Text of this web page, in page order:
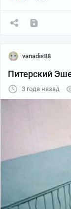
отсылкой к
3. "Чужой 3"
черепом" Рекс
vanadis88
Питерский
3 года назад